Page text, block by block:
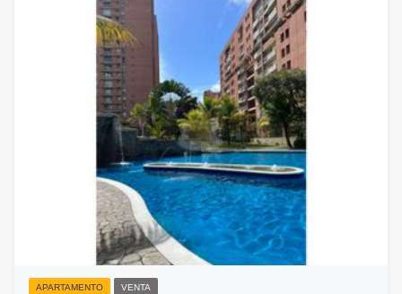
APARTAMENTO VENTA